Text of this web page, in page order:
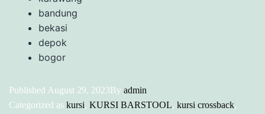
bandung
bekasi
depok
bogor
Published August 29, 2023By admin
Categorized as kursi, KURSI BARSTOOL, kursi crossback,